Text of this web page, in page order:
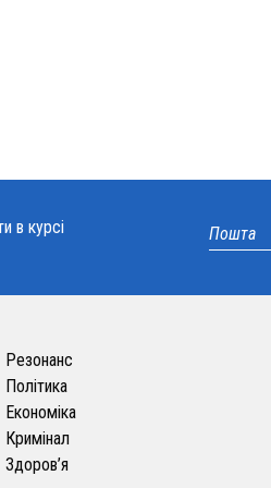
в курсі
Резонанс
Політика
Економіка
Кримінал
Здоров’я